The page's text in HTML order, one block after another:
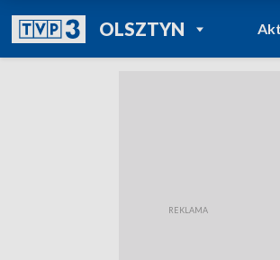
OLSZTYNPOWRÓT DO
TVP REGIONY